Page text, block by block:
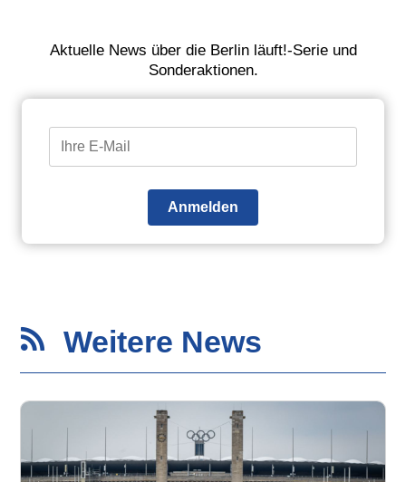
Aktuelle News über die Berlin läuft!-Serie und
Sonderaktionen.
Anmelden
 Weitere News